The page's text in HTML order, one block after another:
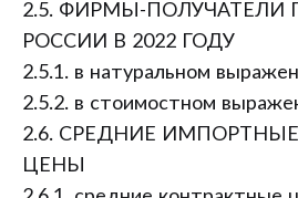
2.5. ФИРМЫ-ПОЛУЧАТЕЛИ
РОССИИ В 2022 ГОДУ
2.5.1. в натуральном
2.5.2. в стоимостном
2.6. СРЕДНИЕ
ЦЕНЫ